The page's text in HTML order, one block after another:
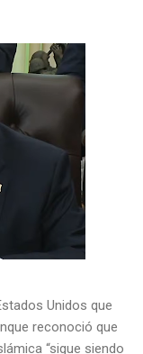
Unidos que
reconoció que
“sigue siendo